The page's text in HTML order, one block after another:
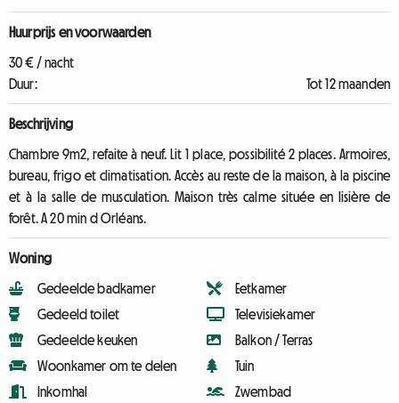
Huurprijs en voorwaarden
30 € / nacht
Duur:
Tot 12 maanden
Beschrijving
Chambre 9m2, refaite à neuf. Lit 1 place, possibilité 2 places. Armoires,
bureau, frigo et climatisation. Accès au reste de la maison, à la piscine
et à la salle de musculation. Maison très calme située en lisière de
forêt. A 20 min d Orléans.
Woning
Gedeelde badkamer
Gedeeld toilet
Gedeelde keuken
Woonkamer om te delen
Inkomhal
Eetkamer
Televisiekamer
Balkon / Terras
Tuin
Zwembad